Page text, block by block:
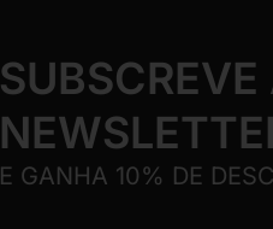
SUBSCREVE
E GANHA 10% DE